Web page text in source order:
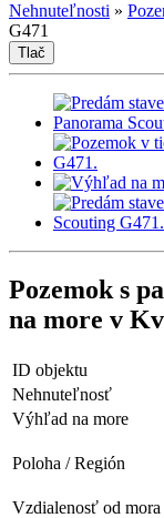
Nehnuteľnosti »
G471
Tlač
Pozemok s
na more v
ID objektu
Nehnuteľnosť
Výhľad na more
Poloha / Región
Vzdialenosť od mora